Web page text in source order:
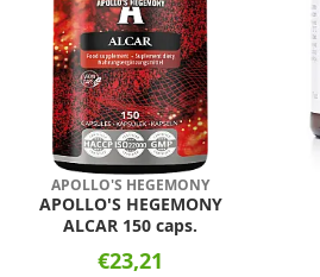
APOLLO'S HEGEMONY
APOLLO'S HEGEMONY
ALCAR 150 caps.
€23,21